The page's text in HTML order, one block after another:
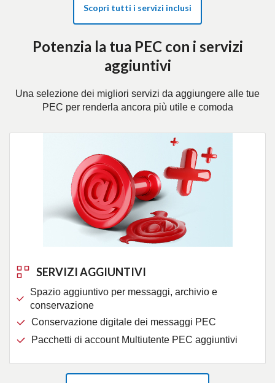
Scopri tutti i servizi inclusi
Potenzia la tua PEC con i servizi
aggiuntivi
Una selezione dei migliori servizi da aggiungere alle tue
PEC per renderla ancora più utile e comoda
SERVIZI AGGIUNTIVI
Spazio aggiuntivo per messaggi, archivio e
conservazione
Conservazione digitale dei messaggi PEC
Pacchetti di account Multiutente PEC aggiuntivi